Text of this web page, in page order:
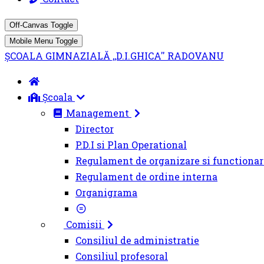
Off-Canvas Toggle
Mobile Menu Toggle
ȘCOALA GIMNAZIALĂ ,,D.I.GHICA'' RADOVANU
Școala
Management
Director
P.D.I si Plan Operational
Regulament de organizare si
Regulament de ordine interna
Organigrama
Comisii
Consiliul de administratie
Consiliul profesoral